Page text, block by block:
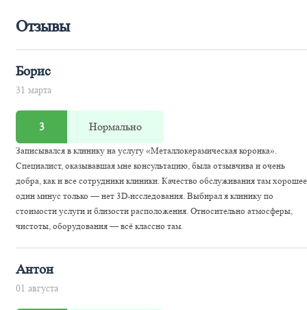
Отзывы
Борис
31 марта
3 Нормально
Записывался в клинику на услугу «Металлокерамическая коронка».
Специалист, оказывавшая мне консультацию, была отзывчива и очень
добра, как и все сотрудники клиники. Качество обслуживания там
один минус только — нет 3D-исследования. Выбирал я клинику по
стоимости услуги и близости расположения. Относительно атмосферы,
чистоты, оборудования — всё классно там.
Антон
01 августа